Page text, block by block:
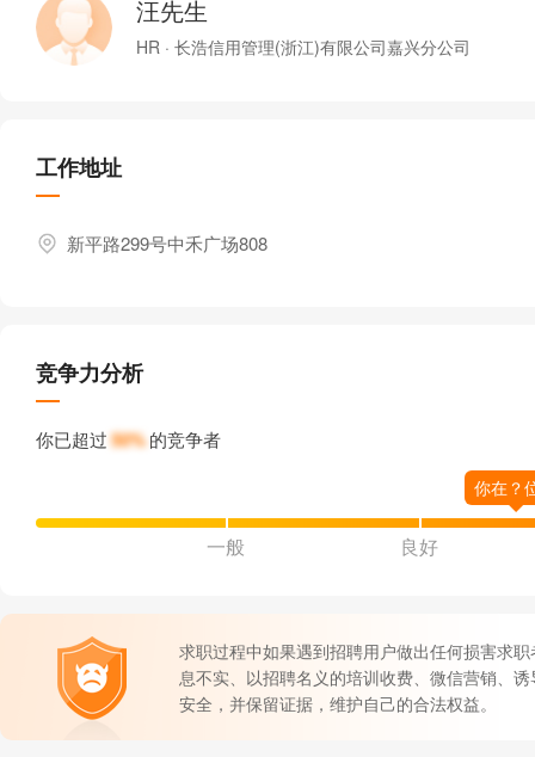
汪先生
HR · 长浩信用管理(浙江)有限公司嘉兴分公司
工作地址
新平路299号中禾广场808
竞争力分析
你已超过50%的竞争者
一般 良好
求职过程中如果遇到招聘用户做出任何损害求
息不实、以招聘名义的培训收费、微信营销、
安全，并保留证据，维护自己的合法权益。